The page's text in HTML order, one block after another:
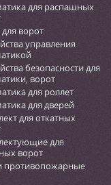
для распашных
для ворот
управления
безопасности для
ворот
для роллет
для дверей
для откатных
для
ворот
противопожарные